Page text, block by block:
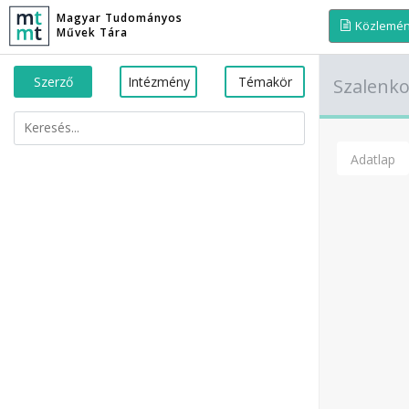
Magyar Tudományos
Művek Tára
Szerző Intézmény Témakör
Adatlap